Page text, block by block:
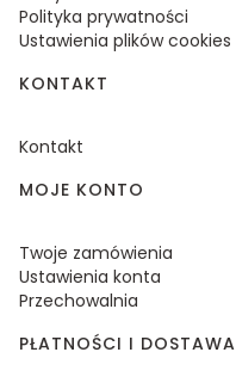
Polityka prywatności
Ustawienia plików cookies
KONTAKT
Kontakt
MOJE KONTO
Twoje zamówienia
Ustawienia konta
Przechowalnia
PŁATNOŚCI I DOSTAWA